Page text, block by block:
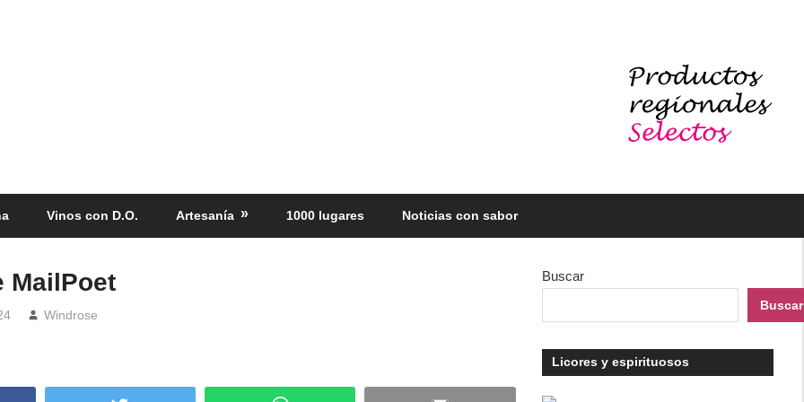
Vinos con D.O. Artesanía 1000 lugares Noticias con sabor
MailPoet
Windrose
Buscar
Buscar
Licores y espirituosos